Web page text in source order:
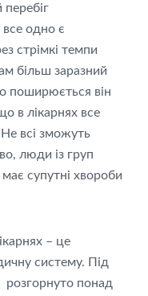
одно є
стрімкі темпи
більш заразний
поширюється він
в лікарнях все
всі зможуть
люди із груп
супутні хвороби
– це
систему. Під
розгорнуто понад